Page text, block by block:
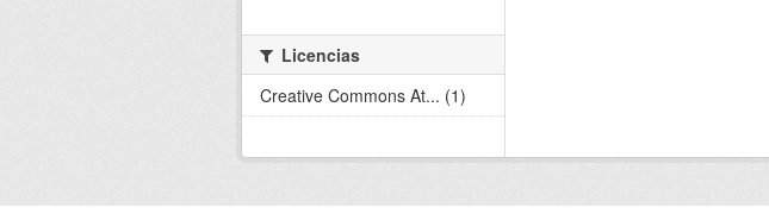
Licencias
Creative Commons At... (1)